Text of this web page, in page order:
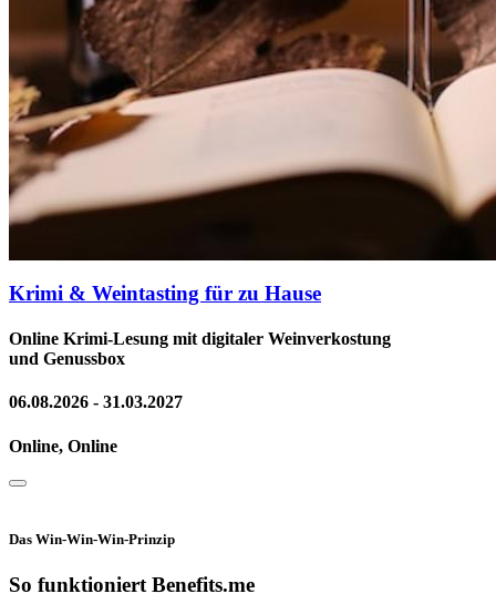
Krimi & Weintasting für zu Hause
Online Krimi-Lesung mit digitaler Weinverkostung
und Genussbox
06.08.2026 - 31.03.2027
Online, Online
Das Win-Win-Win-Prinzip
So funktioniert Benefits.me